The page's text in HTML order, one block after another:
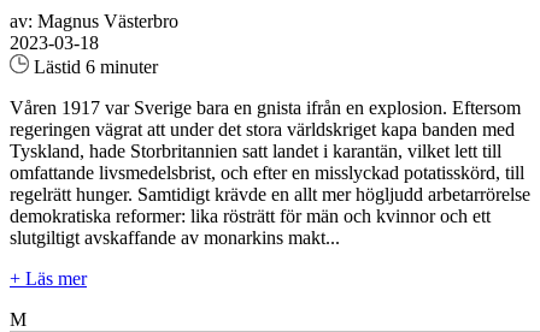
av: Magnus Västerbro
2023-03-18
Lästid 6 minuter
Våren 1917 var Sverige bara en gnista ifrån en explosion. Eftersom
regeringen vägrat att under det stora världskriget kapa banden med
Tyskland, hade Storbritannien satt landet i karantän, vilket lett till
omfattande livsmedelsbrist, och efter en misslyckad potatisskörd, till
regelrätt hunger. Samtidigt krävde en allt mer högljudd arbetarrörelse
demokratiska reformer: lika rösträtt för män och kvinnor och ett
slutgiltigt avskaffande av monarkins makt...
+ Läs mer
M